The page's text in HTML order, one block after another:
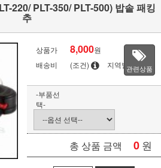
220/ PLT-350/ PLT-500) 밥솥 패킹
추
상품가 8,000원
배송비
(조건) 지역별관련상품
-부품선
택-
총 상품 금액 0 원